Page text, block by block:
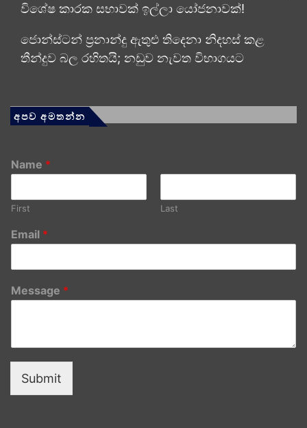
විශේෂ කාරක සභාවක් ඉල්ලා යෝජනාවක්!
ජොන්ස්ටන් ප්‍රනාන්දු ඇතුළු තිදෙනා නිදහස් කළ
තීන්දුව බල රහිතයි; නඩුව නැවත විභාගයට
අපව අමතන්න
Name *
First Last
Email *
Message *
Submit